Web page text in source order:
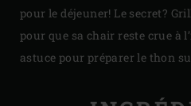
pour le déjeuner! Le secret?
pour que sa chair reste crue à
astuce pour préparer le thon